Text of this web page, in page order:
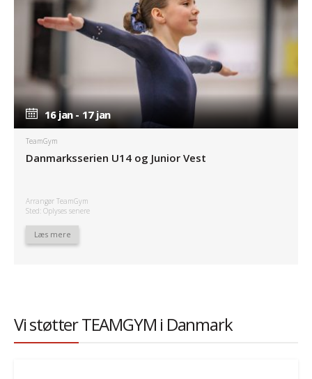
16 jan - 17 jan
16 jan - 17 jan
TeamGym
Danmarksserien U14 og Junior Vest
Arrangør TeamGym
Sted: Oplyses senere
Læs mere
Vi støtter TEAMGYM i Danmark